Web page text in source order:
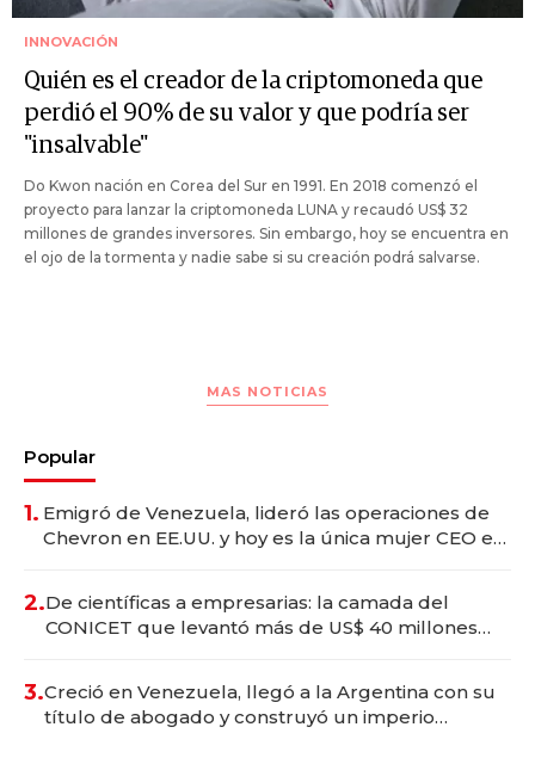
INNOVACIÓN
Quién es el creador de la criptomoneda que
perdió el 90% de su valor y que podría ser
"insalvable"
Do Kwon nación en Corea del Sur en 1991. En 2018 comenzó el
proyecto para lanzar la criptomoneda LUNA y recaudó US$ 32
millones de grandes inversores. Sin embargo, hoy se encuentra en
el ojo de la tormenta y nadie sabe si su creación podrá salvarse.
MAS NOTICIAS
Popular
1. Emigró de Venezuela, lideró las operaciones de
Chevron en EE.UU. y hoy es la única mujer CEO en
2.De científicas a empresarias: la camada del
CONICET que levantó más de US$ 40 millones
3.Creció en Venezuela, llegó a la Argentina con su
título de abogado y construyó un imperio